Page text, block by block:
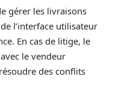
gérer les livraisons
l’interface utilisateur
En cas de litige, le
le vendeur
des conflits